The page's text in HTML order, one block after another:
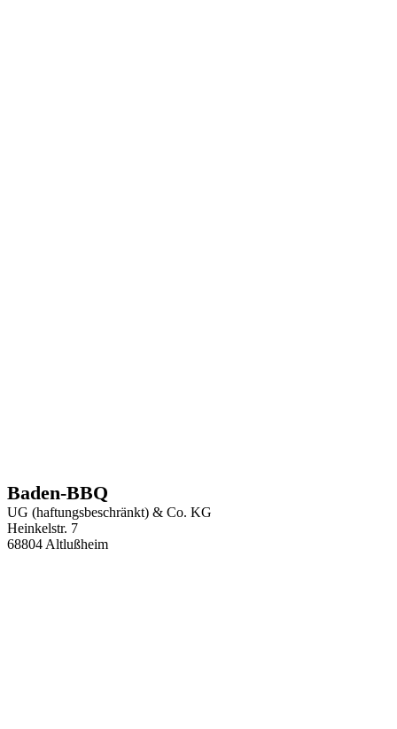
Baden-BBQ
UG (haftungsbeschränkt) & Co. KG
Heinkelstr. 7
68804 Altlußheim